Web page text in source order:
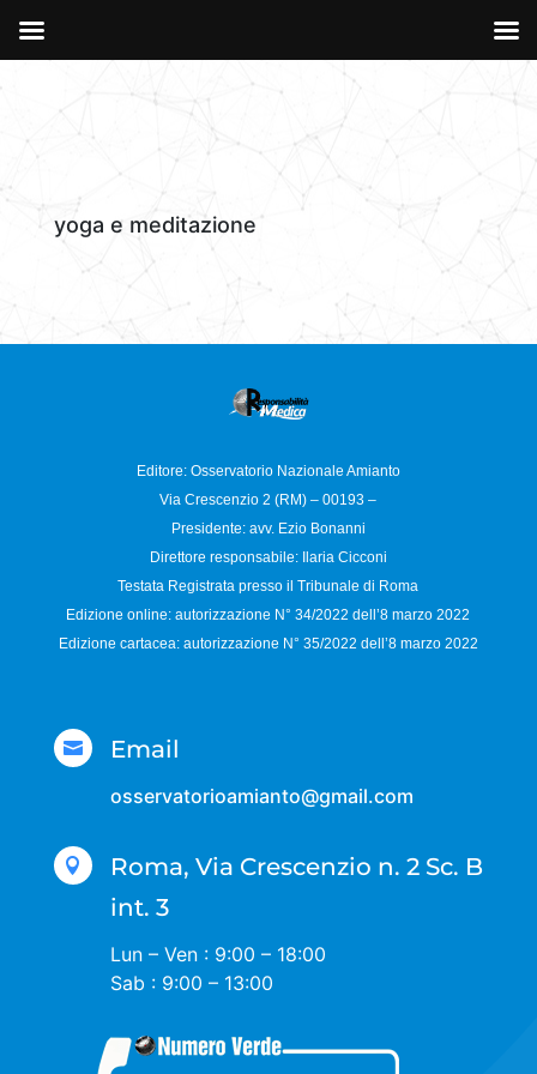
yoga e meditazione
Editore: Osservatorio Nazionale Amianto
Via Crescenzio 2 (RM) – 00193 –
Presidente: avv. Ezio Bonanni
Direttore responsabile:
Ilaria Cicconi
Testata Registrata presso il Tribunale di Roma
Edizione online: autorizzazione N°34/2022 dell’8 marzo 2022
Edizione cartacea: autorizzazione N° 35/2022 dell’8 marzo 2022
 Email
osservatorioamianto@gmail.com

Roma, Via Crescenzio n. 2 Sc. B
int. 3
Lun – Ven : 9:00 – 18:00
Sab : 9:00 – 13:00